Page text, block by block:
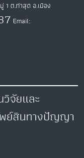
1 ต.ท่าสุด อ.เมือง
Email:
จัยและ
ย์สินทางปัญญา